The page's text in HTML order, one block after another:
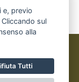
e, previo
sul
alla
Tutti